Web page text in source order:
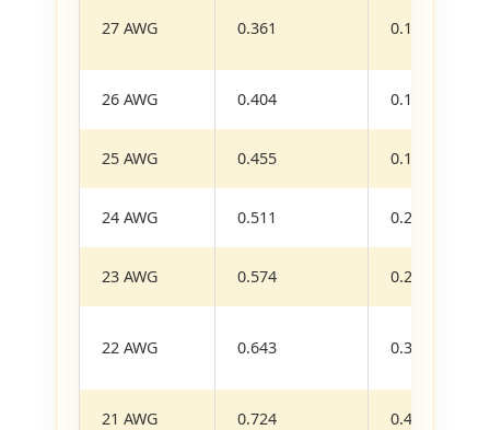
27 AWG 0.361 0.1020
26 AWG 0.404 0.1280
25 AWG 0.455 0.1620
24 AWG 0.511 0.2050
23 AWG 0.574 0.2590
22 AWG 0.643 0.3240
21 AWG 0.724 0.4120